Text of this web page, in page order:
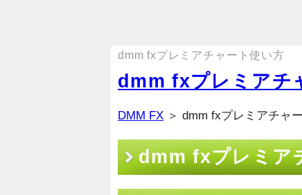
dmm fxプレミアチャート使い方
dmm fxプレミアチ
DMM FX ＞ dmm fxプレミアチャ
dmm fxプレミア